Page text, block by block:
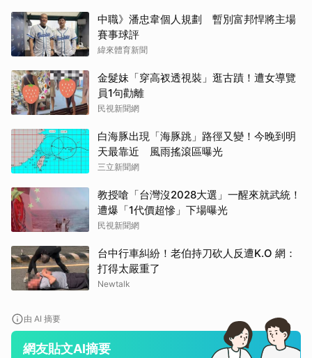
中職》潘忠韋個人規劃 暫別富邦悍將主場
賽事球評
緯來體育新聞
金髮妹「穿高衩透視裝」逛古蹟！遭女導覽
員1句勸離
民視新聞網
白海豚出現「海豚跳」路徑又變！今晚到明
天最靠近 風雨搖滾區曝光
三立新聞網
教授嗆「台灣沒2028大選」一醒來就武統！
遭爆「1代價超慘」下場曝光
民視新聞網
台中行車糾紛！老伯持刀砍人反遭K.O 網：
打得太嚴重了
Newtalk
由 AI 摘要
網友貼文AI摘要